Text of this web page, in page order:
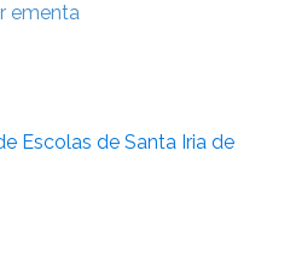
ementa
Escolas de Santa Iria de